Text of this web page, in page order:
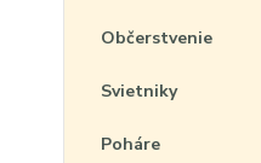
Občerstvenie
Svietniky
Poháre